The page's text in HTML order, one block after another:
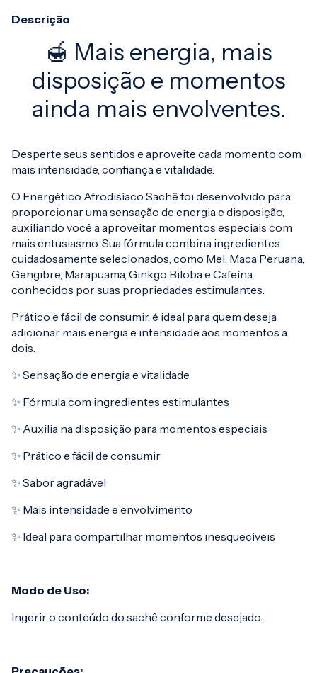
Descrição
🍯 Mais energia, mais
disposição e momentos
ainda mais envolventes.
Desperte seus sentidos e aproveite cada momento com
mais intensidade, confiança e vitalidade.
O Energético Afrodisíaco Sachê foi desenvolvido para
proporcionar uma sensação de energia e disposição,
auxiliando você a aproveitar momentos especiais com
mais entusiasmo. Sua fórmula combina ingredientes
cuidadosamente selecionados, como Mel, Maca Peruana,
Gengibre, Marapuama, Ginkgo Biloba e Cafeína,
conhecidos por suas propriedades estimulantes.
Prático e fácil de consumir, é ideal para quem deseja
adicionar mais energia e intensidade aos momentos a
dois.
✨ Sensação de energia e vitalidade
✨ Fórmula com ingredientes estimulantes
✨ Auxilia na disposição para momentos especiais
✨ Prático e fácil de consumir
✨ Sabor agradável
✨ Mais intensidade e envolvimento
✨ Ideal para compartilhar momentos inesquecíveis
Modo de Uso:
Ingerir o conteúdo do sachê conforme desejado.